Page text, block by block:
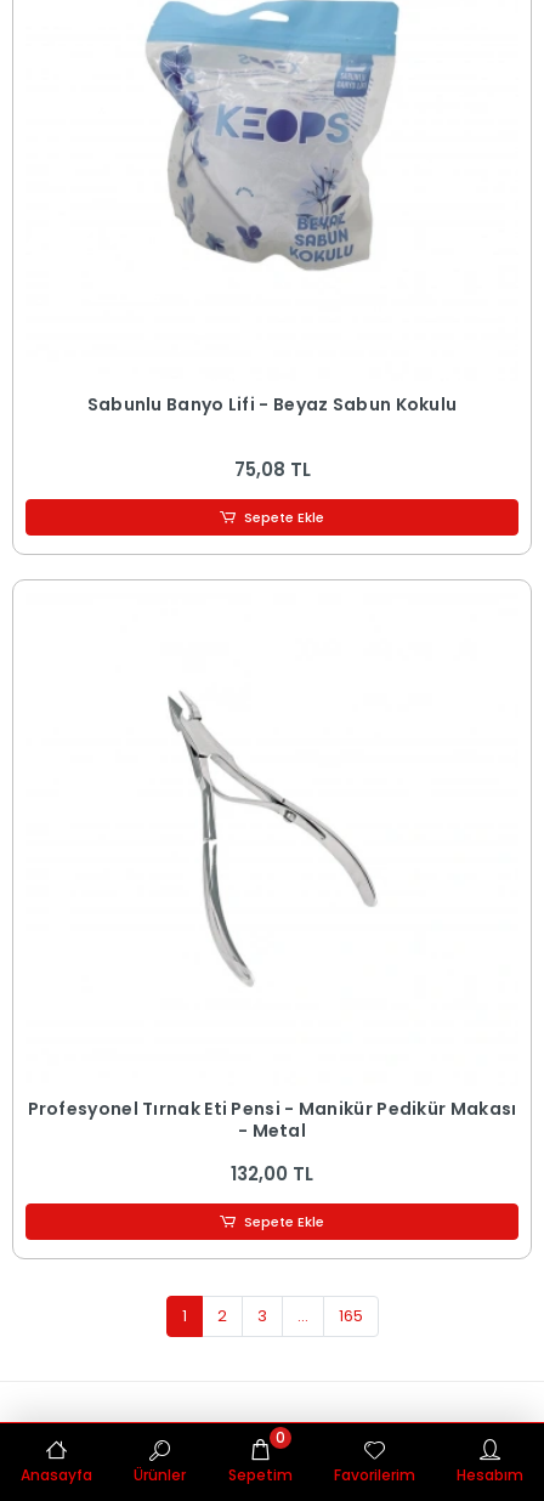
Sabunlu Banyo Lifi - Beyaz Sabun Kokulu
75,08 TL
Sepete Ekle
Profesyonel Tırnak Eti Pensi - Manikür Pedikür Makası
- Metal
132,00 TL
Sepete Ekle
1 2 3 ... 165
Hızlı Teslimat
Siparişleriniz en kısa sürede elinize ulaşır.
Anasayfa Ürünler Sepetim
0
Favorilerim
Hesabım